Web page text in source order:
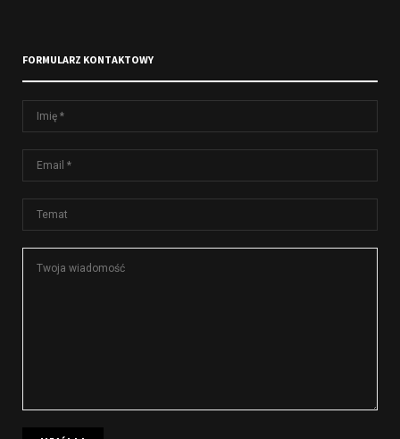
FORMULARZ KONTAKTOWY